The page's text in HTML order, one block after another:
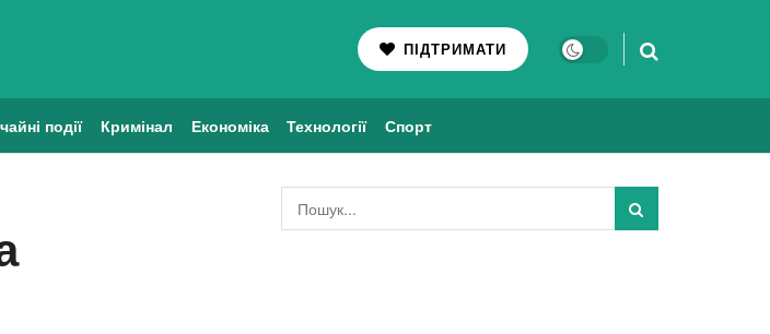
ПІДТРИМАТИ
події Кримінал Економіка Технології Спорт